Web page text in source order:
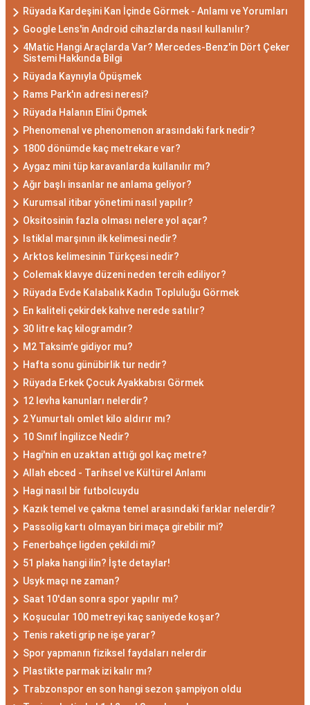
Rüyada Kardeşini Kan İçinde Görmek - Anlamı ve Yorumları
Google Lens'in Android cihazlarda nasıl kullanılır?
4Matic Hangi Araçlarda Var? Mercedes-Benz'in Dört Çeker
Sistemi Hakkında Bilgi
Rüyada Kaynıyla Öpüşmek
Rams Park'ın adresi neresi?
Rüyada Halanın Elini Öpmek
Phenomenal ve phenomenon arasındaki fark nedir?
1800 dönümde kaç metrekare var?
Aygaz mini tüp karavanlarda kullanılır mı?
Ağır başlı insanlar ne anlama geliyor?
Kurumsal itibar yönetimi nasıl yapılır?
Oksitosinin fazla olması nelere yol açar?
Istiklal marşının ilk kelimesi nedir?
Arktos kelimesinin Türkçesi nedir?
Colemak klavye düzeni neden tercih ediliyor?
Rüyada Evde Kalabalık Kadın Topluluğu Görmek
En kaliteli çekirdek kahve nerede satılır?
30 litre kaç kilogramdır?
M2 Taksim'e gidiyor mu?
Hafta sonu günübirlik tur nedir?
Rüyada Erkek Çocuk Ayakkabısı Görmek
12 levha kanunları nelerdir?
2 Yumurtalı omlet kilo aldırır mı?
10 Sınıf İngilizce Nedir?
Hagi'nin en uzaktan attığı gol kaç metre?
Allah ebced - Tarihsel ve Kültürel Anlamı
Hagi nasıl bir futbolcuydu
Kazık temel ve çakma temel arasındaki farklar nelerdir?
Passolig kartı olmayan biri maça girebilir mi?
Fenerbahçe ligden çekildi mi?
51 plaka hangi ilin? İşte detaylar!
Usyk maçı ne zaman?
Saat 10'dan sonra spor yapılır mı?
Koşucular 100 metreyi kaç saniyede koşar?
Tenis raketi grip ne işe yarar?
Spor yapmanın fiziksel faydaları nelerdir
Plastikte parmak izi kalır mı?
Trabzonspor en son hangi sezon şampiyon oldu